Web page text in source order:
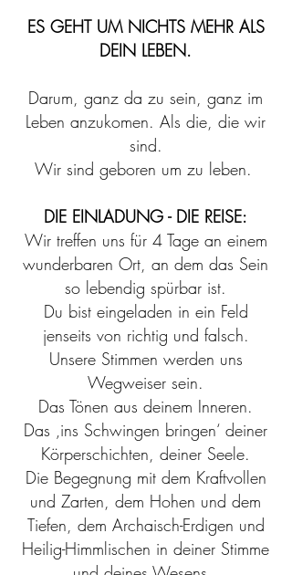
ES GEHT UM NICHTS MEHR ALS
DEIN LEBEN.
Darum, ganz da zu sein, ganz im
Leben anzukomen. Als die, die wir
sind.
Wir sind geboren um zu leben.
DIE EINLADUNG - DIE REISE:
Wir treffen uns für 4 Tage an einem
wunderbaren Ort, an dem das Sein
so lebendig spürbar ist.
Du bist eingeladen in ein Feld
jenseits von richtig und falsch.
Unsere Stimmen werden uns
Wegweiser sein.
Das Tönen aus deinem Inneren.
Das ‚ins Schwingen bringen‘ deiner
Körperschichten, deiner Seele.
Die Begegnung mit dem Kraftvollen
und Zarten, dem Hohen und dem
Tiefen, dem Archaisch-Erdigen und
Heilig-Himmlischen in deiner Stimme